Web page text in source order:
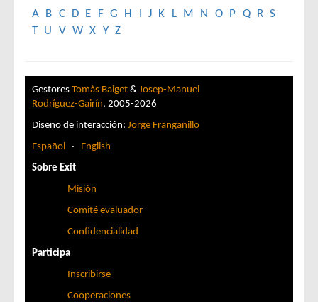
A B C D E F G H J K L M N O P Q R S
T U V W X Y Z
Gestores Tomàs Baiget & Josep-Manuel
Rodríguez-Gairín, 2005-2026
Diseño de interacción: Jorge Franganillo
Español · English
Sobre Exit
Misión
Comité evaluador
Confidencialidad
Participa
Inscribirse
Cooperaciones